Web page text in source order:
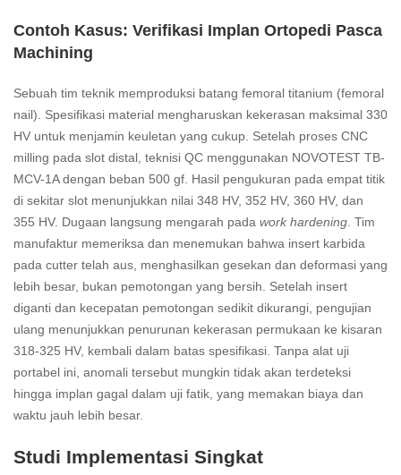
Contoh Kasus: Verifikasi Implan Ortopedi Pasca
Machining
Sebuah tim teknik memproduksi batang femoral titanium (femoral
nail). Spesifikasi material mengharuskan kekerasan maksimal 330
HV untuk menjamin keuletan yang cukup. Setelah proses CNC
milling pada slot distal, teknisi QC menggunakan NOVOTEST TB-
MCV-1A dengan beban 500 gf. Hasil pengukuran pada empat titik
di sekitar slot menunjukkan nilai 348 HV, 352 HV, 360 HV, dan
355 HV. Dugaan langsung mengarah pada work hardening . Tim
manufaktur memeriksa dan menemukan bahwa insert karbida
pada cutter telah aus, menghasilkan gesekan dan deformasi yang
lebih besar, bukan pemotongan yang bersih. Setelah insert
diganti dan kecepatan pemotongan sedikit dikurangi, pengujian
ulang menunjukkan penurunan kekerasan permukaan ke kisaran
318-325 HV, kembali dalam batas spesifikasi. Tanpa alat uji
portabel ini, anomali tersebut mungkin tidak akan terdeteksi
hingga implan gagal dalam uji fatik, yang memakan biaya dan
waktu jauh lebih besar.
Studi Implementasi Singkat